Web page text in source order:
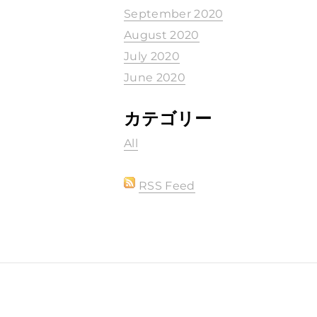
September 2020
August 2020
July 2020
June 2020
カテゴリー
All
RSS Feed